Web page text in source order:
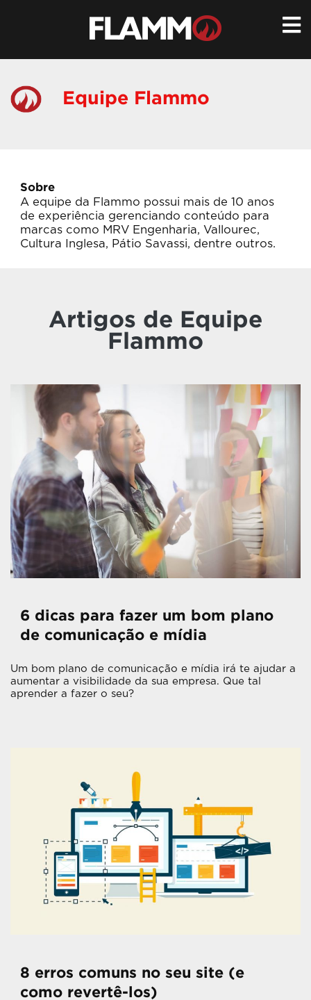
Equipe Flammo
Sobre
A equipe da Flammo possui mais de 10 anos
de experiência gerenciando conteúdo para
marcas como MRV Engenharia, Vallourec,
Cultura Inglesa, Pátio Savassi, dentre outros.
Artigos de Equipe
Flammo
6 dicas para fazer um bom plano
de comunicação e mídia
Um bom plano de comunicação e mídia irá te ajudar a
aumentar a visibilidade da sua empresa. Que tal
aprender a fazer o seu?
8 erros comuns no seu site (e
como revertê-los)